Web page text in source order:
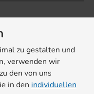
zu gestalten und
verwenden wir
den von uns
in den individuellen